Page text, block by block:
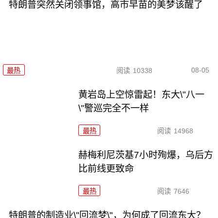
特朗普突然关闭领事馆，高市早苗的美梦该醒了
最热 阅读 10338 08-05
黄岩岛上空惊雷起！东大\"八一
\"警巡完全不一样
最热 阅读 14968
赫梅利尼茨基7小时殉爆，乌后方
比前线更致命
最热 阅读 7646
特朗普的制造业\"回流梦\"，为何成了回流东大？